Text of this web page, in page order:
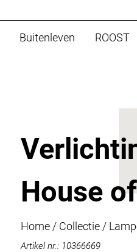
Buitenleven ROOST
House
Home / Collectie /
Artikel nr.: 10366669